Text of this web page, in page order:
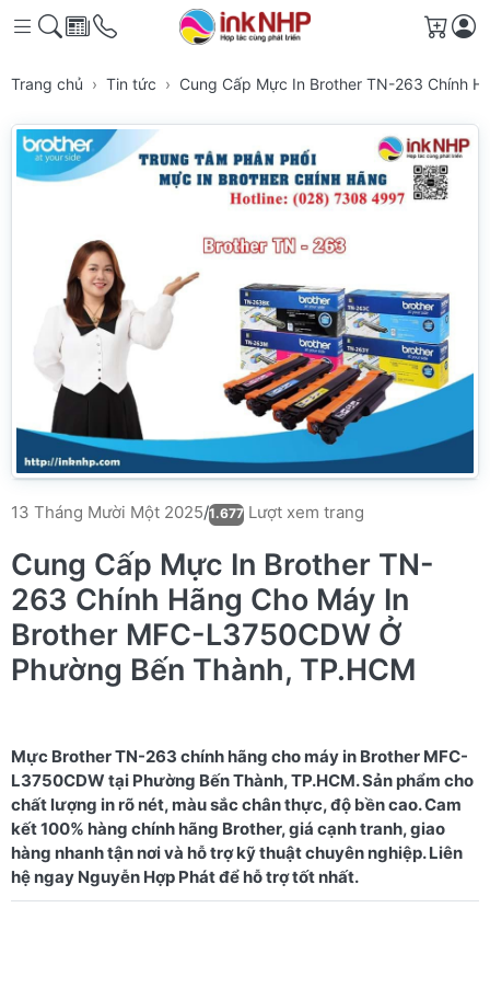
Giỏ
Trang chủ Tin tức Cung Cấp Mực In Brother TN-263 Chính
13 Tháng Mười Một 2025/1.677 Lượt xem trang
Cung Cấp Mực In Brother TN-
263 Chính Hãng Cho Máy In
Brother MFC-L3750CDW Ở
Phường Bến Thành, TP.HCM
Mực Brother TN-263 chính hãng cho máy in Brother MFC-
L3750CDW tại Phường Bến Thành, TP.HCM. Sản phẩm cho
chất lượng in rõ nét, màu sắc chân thực, độ bền cao. Cam
kết 100% hàng chính hãng Brother, giá cạnh tranh, giao
hàng nhanh tận nơi và hỗ trợ kỹ thuật chuyên nghiệp. Liên